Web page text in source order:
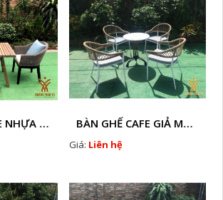
BÀN GHẾ CAFE NHỰA GIÃ MÂY HTT - L32 BÀN GHẾ CAFE GIẢ MÂY HTT - L128
Giá: Liên hệ